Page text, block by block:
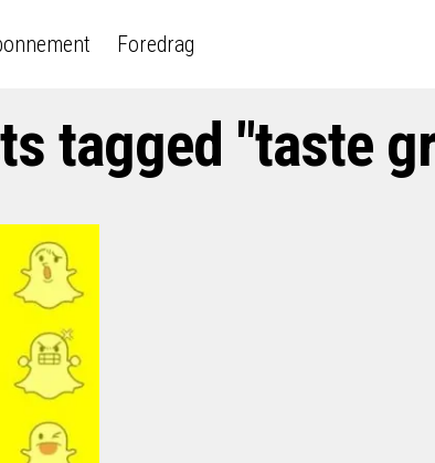
Foredrag
tagged "taste